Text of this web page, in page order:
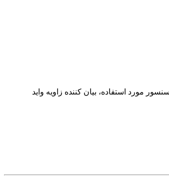
مورد استفاده، بیان کننده زاویه واید